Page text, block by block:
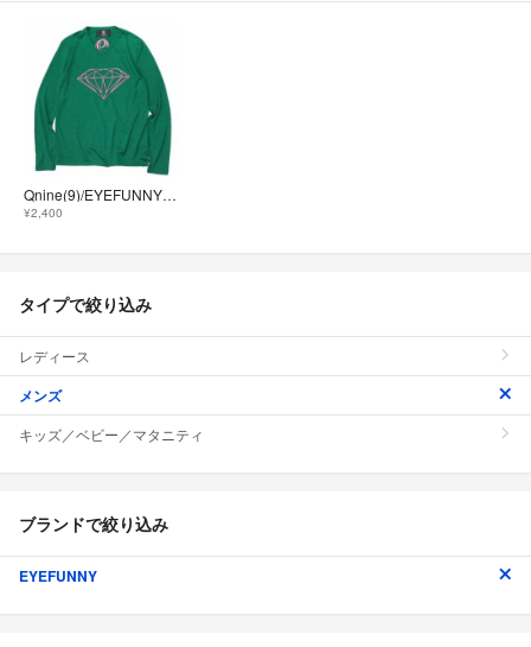
Qnine(9)/EYEFUNNY★薄手ウールニット★ピンク刺繍★アイファニー
¥2,400
タイプで絞り込み
レディース
メンズ
キッズ／ベビー／マタニティ
ブランドで絞り込み
EYEFUNNY